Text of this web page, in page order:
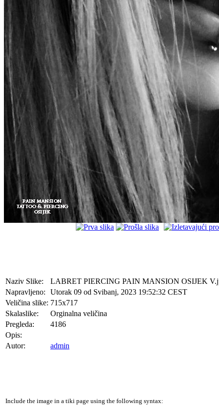
Naziv Slike:
LABRET PIERCING PAIN MANSION OSIJEK
Napravljeno:
Utorak 09 od Svibanj, 2023 19:52:32 CEST
Veličina slike: 715x717
Skalaslike:
Orginalna veličina
Pregleda:
4186
Opis:
Autor:
admin
Include the image in a tiki page using the following syntax: